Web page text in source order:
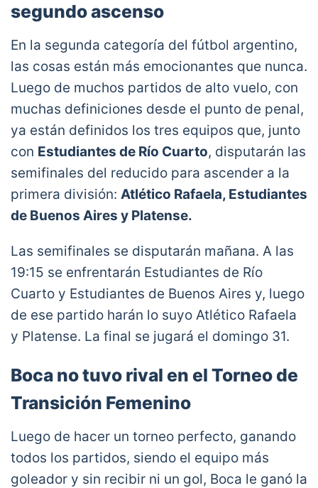
segundo ascenso
En la segunda categoría del fútbol argentino,
las cosas están más emocionantes que nunca.
Luego de muchos partidos de alto vuelo, con
muchas definiciones desde el punto de penal,
ya están definidos los tres equipos que, junto
con Estudiantes de Río Cuarto, disputarán las
semifinales del reducido para ascender a la
primera división: Atlético Rafaela, Estudiantes
de Buenos Aires y Platense.
Las semifinales se disputarán mañana. A las
19:15 se enfrentarán Estudiantes de Río
Cuarto y Estudiantes de Buenos Aires y, luego
de ese partido harán lo suyo Atlético Rafaela
y Platense. La final se jugará el domingo 31.
Boca no tuvo rival en el Torneo de
Transición Femenino
Luego de hacer un torneo perfecto, ganando
todos los partidos, siendo el equipo más
goleador y sin recibir ni un gol, Boca le ganó la